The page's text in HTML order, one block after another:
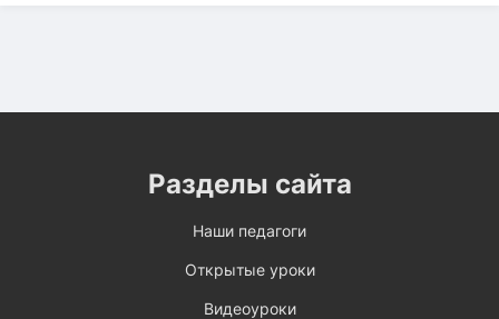
Разделы сайта
Наши педагоги
Открытые уроки
Видеоуроки